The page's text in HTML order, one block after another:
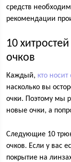
средств
рекомендации
10
очков
Каждый, кто носит
насколько вы
очки. Поэтому мы
новые очки, а
Следующие 10
очков. Если у вас
покрытие на